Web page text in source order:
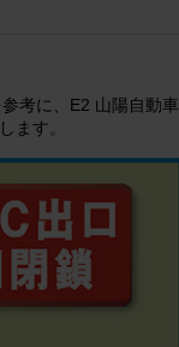
考に、E2 山陽自動車
ます。